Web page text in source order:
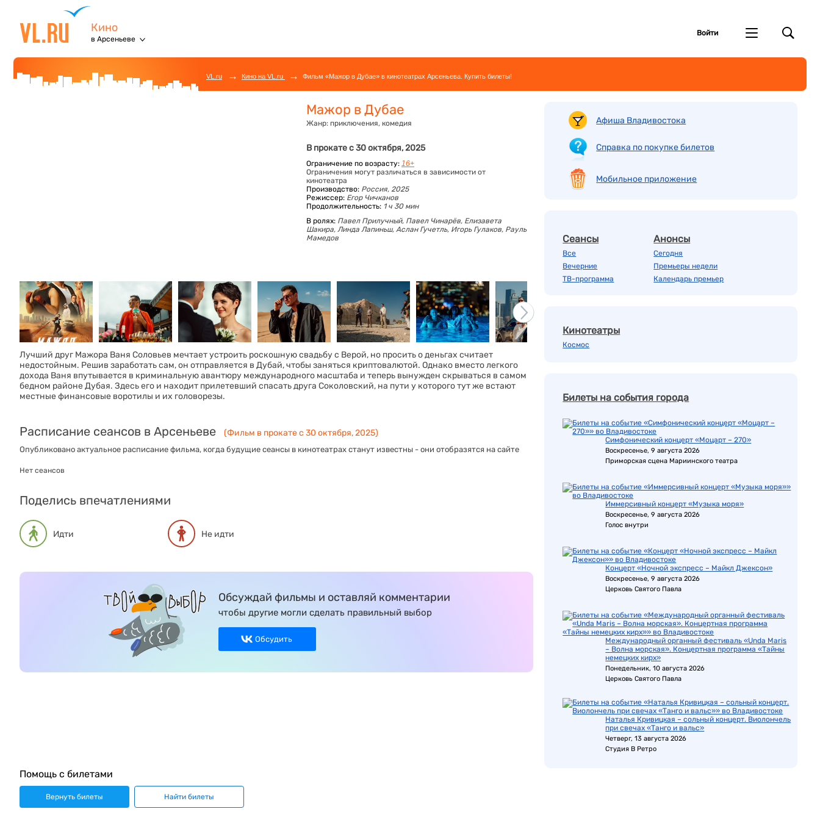
Кино
в Арсеньеве
Войти
VL.ru → Кино на VL.ru → Фильм «Мажор в Дубае» в кинотеатрах Арсеньева. Купить билеты!
Мажор в Дубае
Жанр: приключения, комедия
В прокате с 30 октября, 2025
Ограничение по возрасту: 16+
Ограничения могут различаться в зависимости от
кинотеатра
Производство: Россия, 2025
Режиссер: Егор Чичканов
Продолжительность: 1 ч 30 мин
В ролях: Павел Прилучный, Павел Чинарёв, Елизавета
Шакира, Линда Лапиньш, Аслан Гучетль, Игорь Гулаков, Рауль
Мамедов
Лучший друг Мажора Ваня Соловьев мечтает устроить роскошную свадьбу с Верой, но просить о деньгах считает
недостойным. Решив заработать сам, он отправляется в Дубай, чтобы заняться криптовалютой. Однако вместо легкого
дохода Ваня впутывается в криминальную авантюру международного масштаба и теперь вынужден скрываться в самом
бедном районе Дубая. Здесь его и находит прилетевший спасать друга Соколовский, на пути у которого тут же встают
местные финансовые воротилы и их головорезы.
Расписание сеансов в Арсеньеве (Фильм в прокате с 30 октября, 2025)
Опубликовано актуальное расписание фильма, когда будущие сеансы в кинотеатрах станут известны - они отобразятся на сайте
Нет сеансов
Поделись впечатлениями
Идти Не идти
Обсуждай фильмы и оставляй комментарии
чтобы другие могли сделать правильный выбор
Обсудить
Афиша Владивостока
Справка по покупке билетов
Мобильное приложение
Сеансы
Все
Вечерние
ТВ-программа
Анонсы
Сегодня
Премьеры недели
Календарь премьер
Кинотеатры
Космос
Билеты на события города
Симфонический концерт «Моцарт – 270»
Воскресенье, 9 августа 2026
Приморская сцена Мариинского театра
Иммерсивный концерт «Музыка моря»
Воскресенье, 9 августа 2026
Голос внутри
Концерт «Ночной экспресс – Майкл Джексон»
Воскресенье, 9 августа 2026
Церковь Святого Павла
Международный органный фестиваль «Unda Maris
– Волна морская». Концертная программа «Тайны
немецких кирх»
Понедельник, 10 августа 2026
Церковь Святого Павла
Наталья Кривицкая – сольный концерт. Виолончель
при свечах «Танго и вальс»
Четверг, 13 августа 2026
Студия В Ретро
Помощь с билетами
Вернуть билеты Найти билеты